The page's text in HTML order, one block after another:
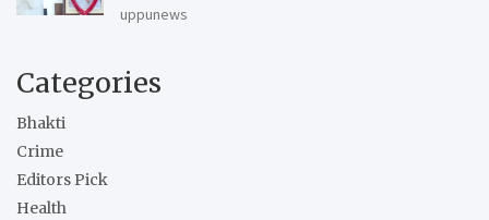
uppunews
Categories
Bhakti
Crime
Editors Pick
Health